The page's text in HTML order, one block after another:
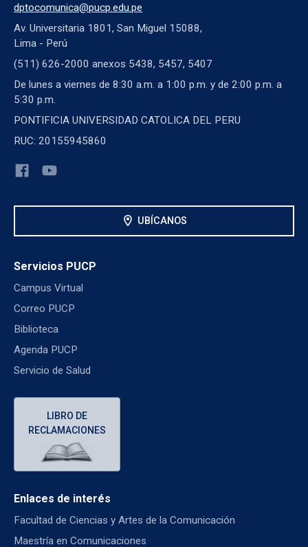
dptocomunica@pucp.edu.pe
Av. Universitaria 1801, San Miguel 15088,
Lima - Perú
(511) 626-2000 anexos 5438, 5457, 5407
De lunes a viernes de 8:30 a.m. a 1:00 p.m. y de 2:00 p.m. a
5:30 p.m.
PONTIFICIA UNIVERSIDAD CATOLICA DEL PERU
RUC: 20155945860
location_on UBÍCANOS
Servicios PUCP
Campus Virtual
Correo PUCP
Biblioteca
Agenda PUCP
Servicio de Salud
LIBRO DE
RECLAMACIONES
Enlaces de interés
Facultad de Ciencias y Artes de la Comunicación
Maestría en Comunicaciones